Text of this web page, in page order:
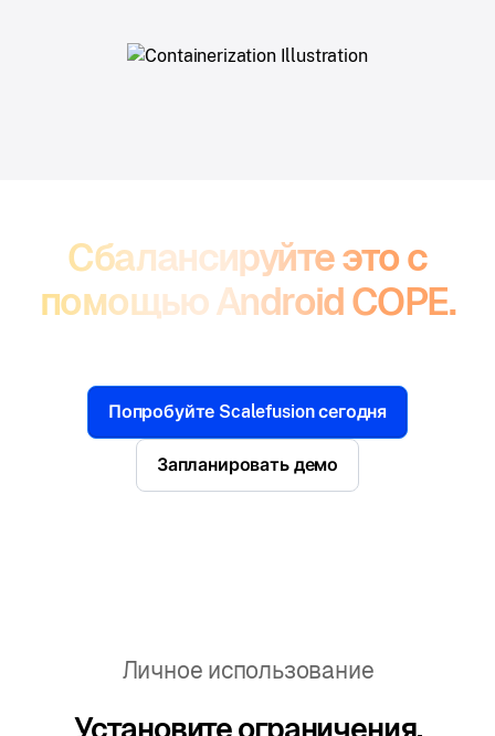
Сбалансируйте это с
помощью Android COPE.
Попробуйте Scalefusion сегодня
Запланировать демо
Личное использование